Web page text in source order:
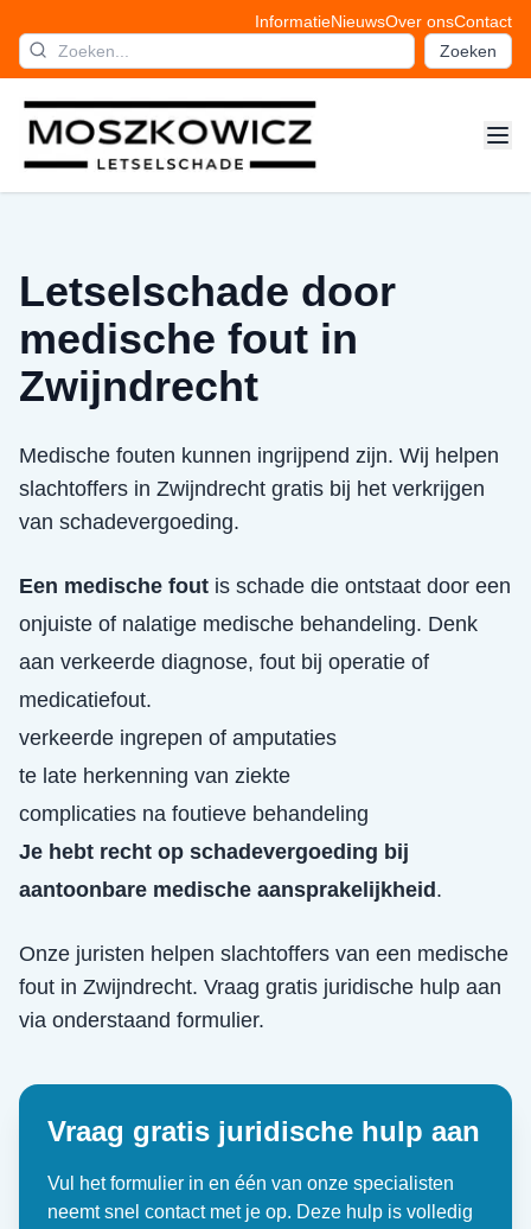
InformatieNieuwsOver onsContact
Zoeken
Letselschade door
medische fout in
Zwijndrecht
Medische fouten kunnen ingrijpend zijn. Wij helpen
slachtoffers in Zwijndrecht gratis bij het verkrijgen
van schadevergoeding.
Een medische fout is schade die ontstaat door een
onjuiste of nalatige medische behandeling. Denk
aan verkeerde diagnose, fout bij operatie of
medicatiefout.
verkeerde ingrepen of amputaties
te late herkenning van ziekte
complicaties na foutieve behandeling
Je hebt recht op schadevergoeding bij
aantoonbare medische aansprakelijkheid .
Onze juristen helpen slachtoffers van een medische
fout in Zwijndrecht. Vraag gratis juridische hulp aan
via onderstaand formulier.
Vraag gratis juridische hulp aan
Vul het formulier in en één van onze specialisten
neemt snel contact met je op. Deze hulp is volledig